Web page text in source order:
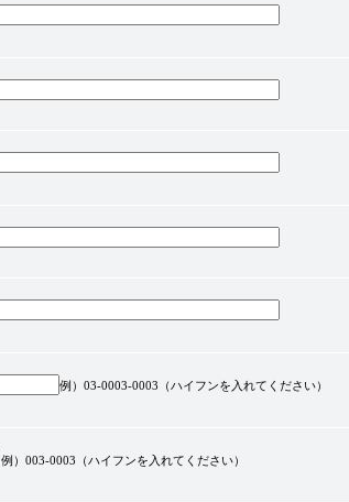
例）03-0003-0003（ハイフンを入れてください）
例）003-0003（ハイフンを入れてください）